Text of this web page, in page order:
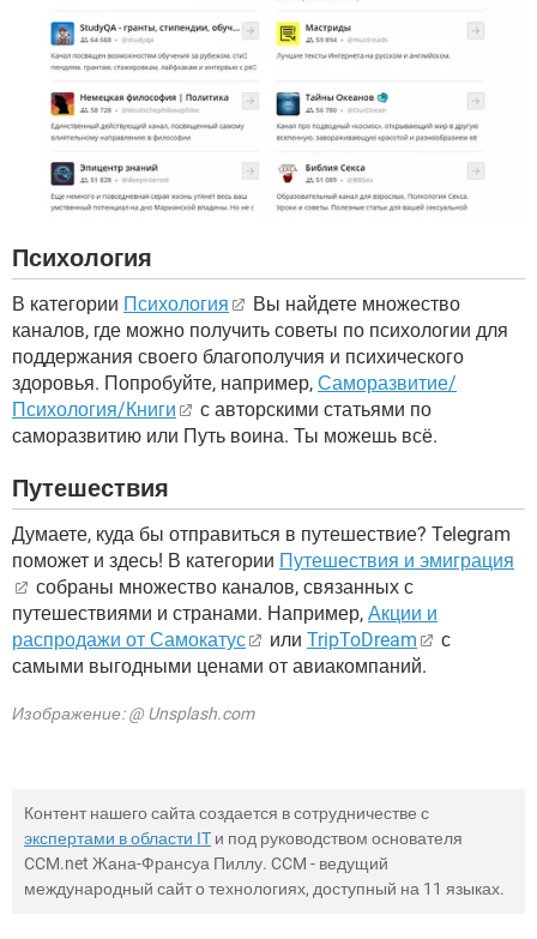
Психология
В категории Психология
Вы найдете множество
каналов, где можно получить советы по психологии для
поддержания своего благополучия и психического
здоровья. Попробуйте, например, Саморазвитие/
Психология/Книги
с авторскими статьями по
саморазвитию или Путь воина. Ты можешь всё.
Путешествия
Думаете, куда бы отправиться в путешествие? Telegram
поможет и здесь! В категории Путешествия и эмиграция
собраны множество каналов, связанных с
путешествиями и странами. Например, Акции и
распродажи от Самокатус
или TripToDream
с
самыми выгодными ценами от авиакомпаний.
Изображение: @ Unsplash.com
Контент нашего сайта создается в сотрудничестве с
экспертами в области IT и под руководством основателя
CCM.net Жана-Франсуа Пиллу. CCM - ведущий
международный сайт о технологиях, доступный на 11 языках.